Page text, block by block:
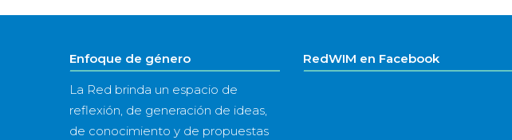
Enfoque de género
La Red brinda un espacio de
reflexión, de generación de ideas,
de conocimiento y de propuestas
RedWIM en Facebook